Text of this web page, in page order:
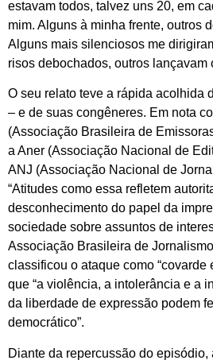
estavam todos, talvez uns 20, em
mim. Alguns à minha frente, outros
Alguns mais silenciosos me
risos debochados, outros lançavam
O seu relato teve a rápida acolhida
– e de suas congêneres. Em nota
(Associação Brasileira de
a Aner (Associação Nacional de
ANJ (Associação Nacional de
“Atitudes como essa refletem
desconhecimento do papel da
sociedade sobre assuntos de
Associação Brasileira de
classificou o ataque como “covarde
que “a violência, a intolerância e a
da liberdade de expressão podem
democrático”.
Diante da repercussão do episódio,